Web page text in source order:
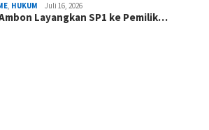
, HUKUM Juli 16, 2026
Layangkan SP1 ke Pemilik…